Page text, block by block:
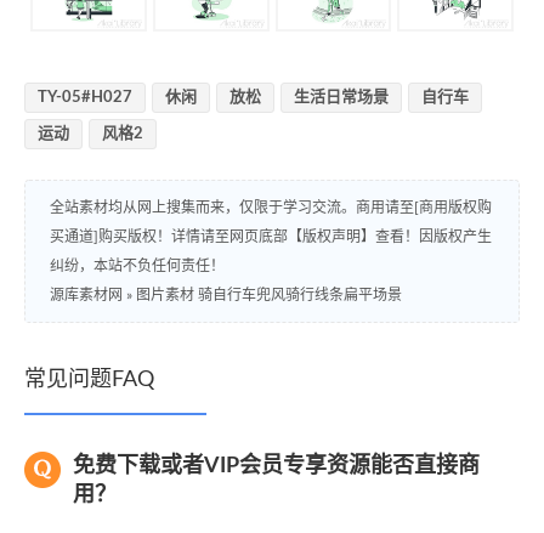
TY-05#H027 休闲 放松 生活日常场景 自行车
运动 风格2
全站素材均从网上搜集而来，仅限于学习交流。商用请至[商用版权购
买通道]购买版权！详情请至网页底部【版权声明】查看！因版权产生
纠纷，本站不负任何责任！
源库素材网 » 图片素材 骑自行车兜风骑行线条扁平场景
常见问题FAQ
免费下载或者VIP会员专享资源能否直接商
用？